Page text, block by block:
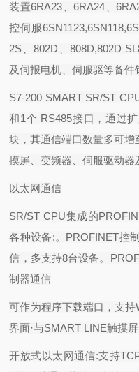
装置6RA23、6RA24、
控伺服
2S、802D、808D,802D
及伺报电机、伺服驱等备件
S7-200 SMART SR/ST
和1个 RS485接口，通过
块，其通信端口数量多可增
摸屏、变频器、伺服驱动器
以太网通信
SR/ST CPU集成的
各种设备:。 PROFINET控
信，多支持8台设备。
制器通信
可作为程序下载端口，支持
界面·与SMART LINE触摸
开放式以太网通信:支持